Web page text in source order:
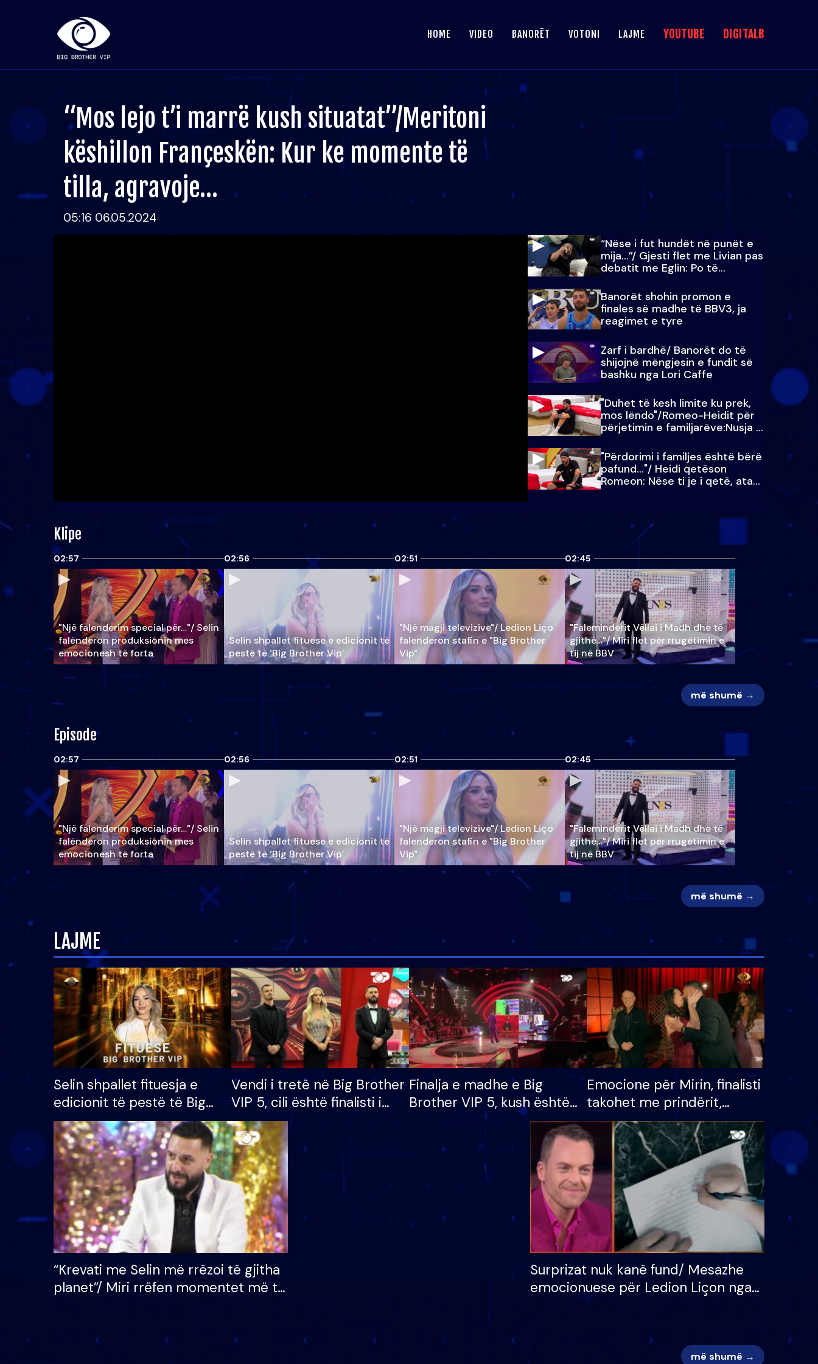
HOME VIDEO BANORËT VOTONI LAJME YOUTUBE DIGITALB
“Mos lejo t’i marrë kush situatat”/Meritoni
këshillon Françeskën: Kur ke momente të
tilla, agravoje…
05:16 06.05.2024
“Nëse i fut hundët në punët e
mija…”/ Gjesti flet me Livian pas
debatit me Eglin: Po të
paralajmëroj
Banorët shohin promon e
finales së madhe të BBV3, ja
reagimet e tyre
Zarf i bardhë/ Banorët do të
shijojnë mëngjesin e fundit së
bashku nga Lori Caffe
"Duhet të kesh limite ku prek,
mos lëndo"/Romeo-Heidit për
përjetimin e familjarëve:Nusja e
Julit…
"Përdorimi i familjes është bërë
pafund…"/ Heidi qetëson
Romeon: Nëse ti je i qetë, ata
qetësohen
Klipe
02:57
"Një falenderim special për…"/ Selin
falënderon produksionin mes
emocionesh të forta
02:56
Selin shpallet fituese e edicionit të
pestë të ‘Big Brother Vip’
02:51
"Një magji televizive"/ Ledion Liço
falenderon stafin e "Big Brother
Vip"
02:45
"Faleminderit Vëllai i Madh dhe të
gjithë…"/ Miri flet për rrugëtimin e
tij në BBV
më shumë →
Episode
02:57
"Një falenderim special për…"/ Selin
falënderon produksionin mes
emocionesh të forta
02:56
Selin shpallet fituese e edicionit të
pestë të ‘Big Brother Vip’
02:51
"Një magji televizive"/ Ledion Liço
falenderon stafin e "Big Brother
Vip"
02:45
"Faleminderit Vëllai i Madh dhe të
gjithë…"/ Miri flet për rrugëtimin e
tij në BBV
më shumë →
LAJME
Selin shpallet fituesja e
edicionit të pestë të Big
Brother VIP, rrëmben
çmimin e madh prej 100
mijë eurosh
Vendi i tretë në Big Brother
VIP 5, cili është finalisti i
radhës që lë shtëpinë
Finalja e madhe e Big
Brother VIP 5, kush është
banori i parë që lë shtëpinë
dhe humb mundësinë për
të fituar çmimin e madh
Emocione për Mirin, finalisti
takohet me prindërit,
vajzën dhe bashkëshorten:
S’kemi ndonjë letër divorci
apo jo?
“Krevati me Selin më rrëzoi të gjitha
planet”/ Miri rrëfen momentet më të
bukura në shtëpinë e BB VIP: Do më
Surprizat nuk kanë fund/ Mesazhe
emocionuese për Ledion Liçon nga
nëna dhe fëmijët e tij, moderatori
më shumë →